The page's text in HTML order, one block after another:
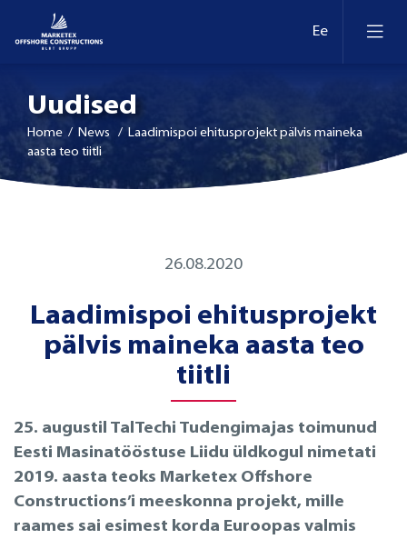
Uudised
Home / News / Laadimispoi ehitusprojekt pälvis maineka
aasta teo tiitli
26.08.2020
Laadimispoi ehitusprojekt
pälvis maineka aasta teo
tiitli
25. augustil TalTechi Tudengimajas toimunud
Eesti Masinatööstuse Liidu üldkogul nimetati
2019. aasta teoks Marketex Offshore
Constructions’i meeskonna projekt, mille
raames sai esimest korda Euroopas valmis